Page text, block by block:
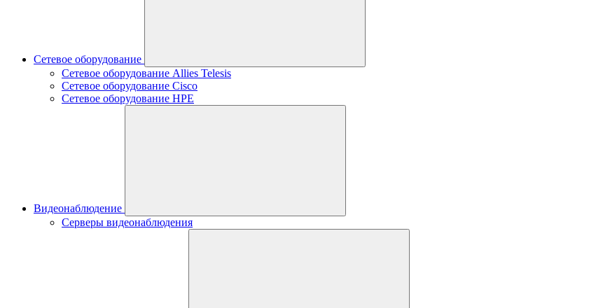
Сетевое оборудование
Сетевое оборудование Allies Telesis
Сетевое оборудование Cisco
Сетевое оборудование HPE
Видеонаблюдение
Серверы видеонаблюдения